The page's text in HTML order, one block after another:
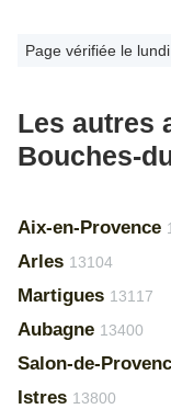
Page vérifiée le
Les autres
Bouches-
Aix-en-Provence
Arles 13104
Martigues 13117
Aubagne 13400
Salon-de-
Istres 13800